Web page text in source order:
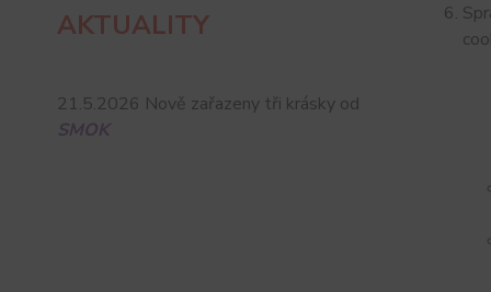
AKTUALITY
21.5.2026 Nově zařazeny tři krásky od
SMOK